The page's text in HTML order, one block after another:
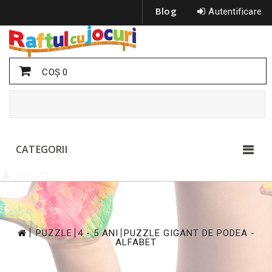
Autentificare
Blog
COŞ0
CATEGORII
>
PUZZLE
>
4 - 5 ANI
PUZZLE GIGANT DE PODEA -
ALFABET